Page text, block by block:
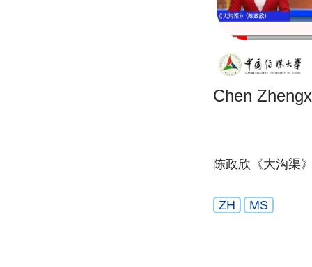
Chen
陈政欣《大沟渠
ZH MS